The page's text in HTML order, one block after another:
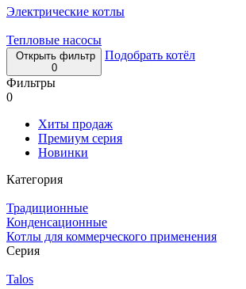
Электрические котлы
Тепловые насосы
Открыть фильтр
0
Подобрать котёл
Фильтры
0
Хиты продаж
Премиум серия
Новинки
Категория
Традиционные
Конденсационные
Котлы для коммерческого применения
Серия
Talos